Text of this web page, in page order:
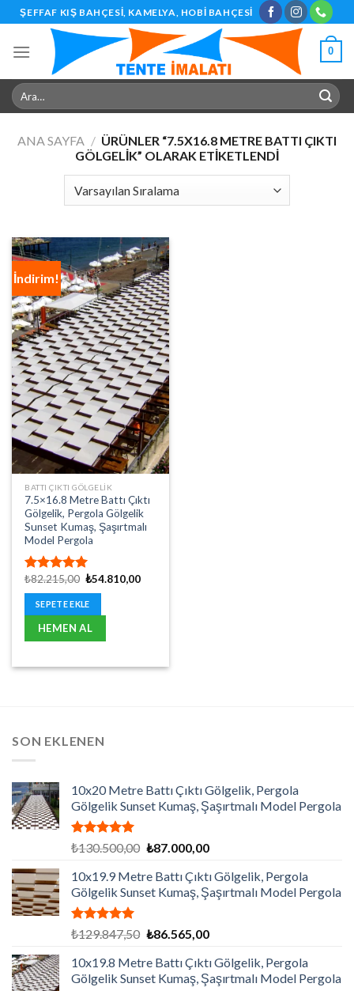
Skip
to
content
ŞEFFAF KIŞ BAHÇESI, KAMELYA, HOBI BAHÇESI
0
Ara:
ANA SAYFA / ÜRÜNLER “7.5X16.8 METRE BATTI ÇIKTI
GÖLGELIK” OLARAK ETIKETLENDI
İndirim!
BATTI ÇIKTI GÖLGELIK
7.5×16.8 Metre Battı Çıktı
Gölgelik, Pergola Gölgelik
Sunset Kumaş, Şaşırtmalı
Model Pergola
5 üzerinden
5.00oy
aldı
₺82.215,00 Orijinal
₺82.215,00.
₺54.810,00Şu
SEPETE EKLE
HEMEN AL
SON EKLENEN
10x20 Metre Battı Çıktı Gölgelik, Pergola
Gölgelik Sunset Kumaş, Şaşırtmalı Model Pergola
5 üzerinden
aldı
₺130.500,00 Orijinal
₺130.500,00.
₺87.000,00Şu
fiyat:
₺87.000,00.
10x19.9 Metre Battı Çıktı Gölgelik, Pergola
Gölgelik Sunset Kumaş, Şaşırtmalı Model Pergola
5 üzerinden
aldı
₺129.847,50 Orijinal
₺129.847,50.
₺86.565,00Şu
fiyat:
₺86.565,00.
10x19.8 Metre Battı Çıktı Gölgelik, Pergola
Gölgelik Sunset Kumaş, Şaşırtmalı Model Pergola